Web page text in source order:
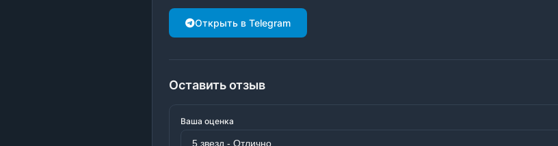
Открыть в Telegram
Оставить отзыв
Ваша оценка